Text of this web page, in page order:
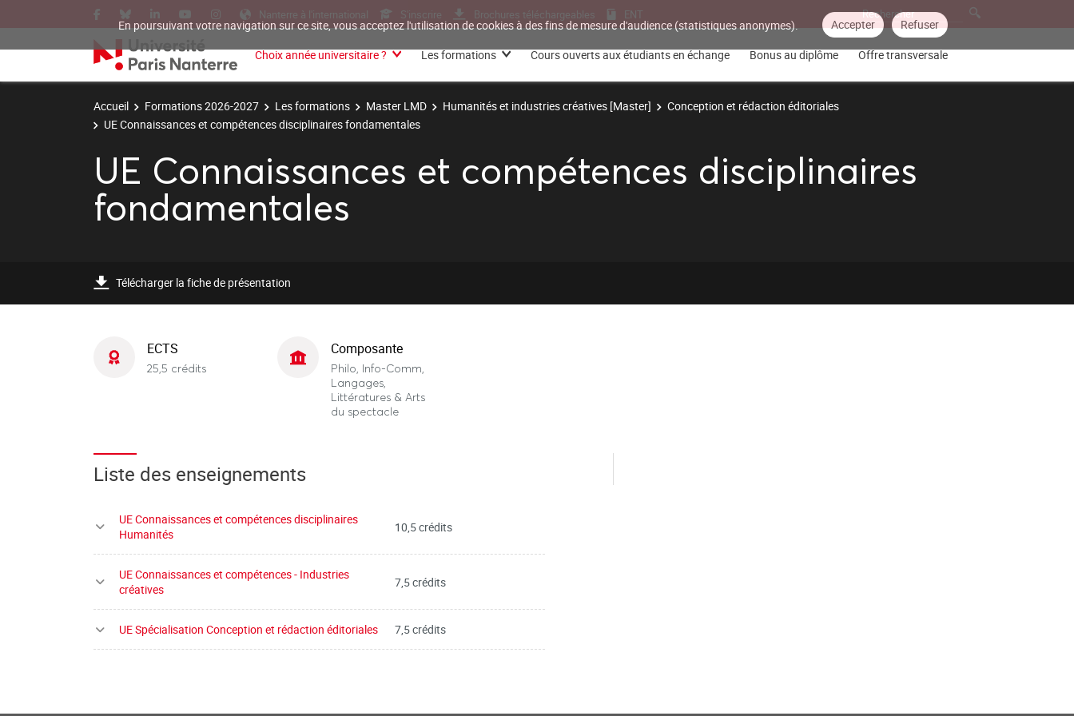
En poursuivant votre navigation sur ce site, vous acceptez l'utilisation de cookies à des fins de mesure d'audience (statistiques anonymes). Accepter Refuser
Nanterre à l'international S'inscrire Brochures téléchargeables ENT
Choix année universitaire ? Les formations Cours ouverts aux étudiants en échange Bonus au diplôme Offre transversale
Accueil Formations 2026-2027 Les formations Master LMD Humanités et industries créatives [Master]
Conception et rédaction éditoriales
UE Connaissances et compétences disciplinaires fondamentales
UE Connaissances et compétences disciplinaires
fondamentales
Télécharger la fiche de présentation
ECTS
25,5 crédits
Composante
Philo, Info-Comm,
Langages,
Littératures & Arts
du spectacle
Liste des enseignements
UE Connaissances et compétences disciplinaires
Humanités
10,5 crédits
UE Connaissances et compétences - Industries
créatives
7,5 crédits
UE Spécialisation Conception et rédaction éditoriales 7,5 crédits